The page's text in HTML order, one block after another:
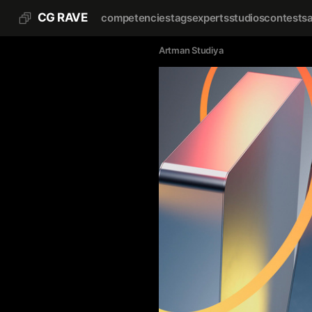
CG RAVE competenciestagsexpertsstudioscontests
Artman Studiya